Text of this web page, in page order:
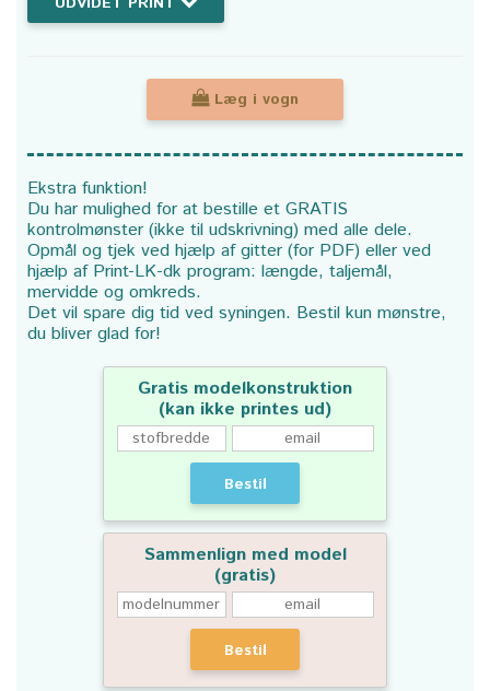
Læg i vogn
Ekstra funktion!
Du har mulighed for at bestille et GRATIS
kontrolmønster (ikke til udskrivning) med alle dele.
Opmål og tjek ved hjælp af gitter (for PDF) eller ved
hjælp af Print-LK-dk program: længde, taljemål,
mervidde og omkreds.
Det vil spare dig tid ved syningen. Bestil kun mønstre,
du bliver glad for!
Gratis modelkonstruktion
(kan ikke printes ud)
Bestil
Sammenlign med model
(gratis)
Bestil